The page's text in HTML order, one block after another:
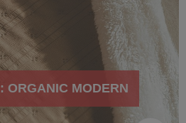
ORGANIC MODERN